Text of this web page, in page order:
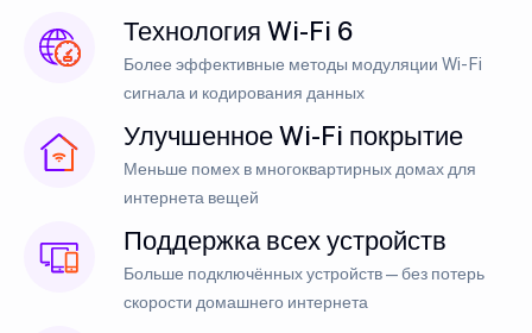
Технология Wi-Fi 6
Более эффективные методы модуляции Wi-Fi
сигнала и кодирования данных
Улучшенное Wi-Fi покрытие
Меньше помех в многоквартирных домах для
интернета вещей
Поддержка всех устройств
Больше подключённых устройств — без потерь
скорости домашнего интернета